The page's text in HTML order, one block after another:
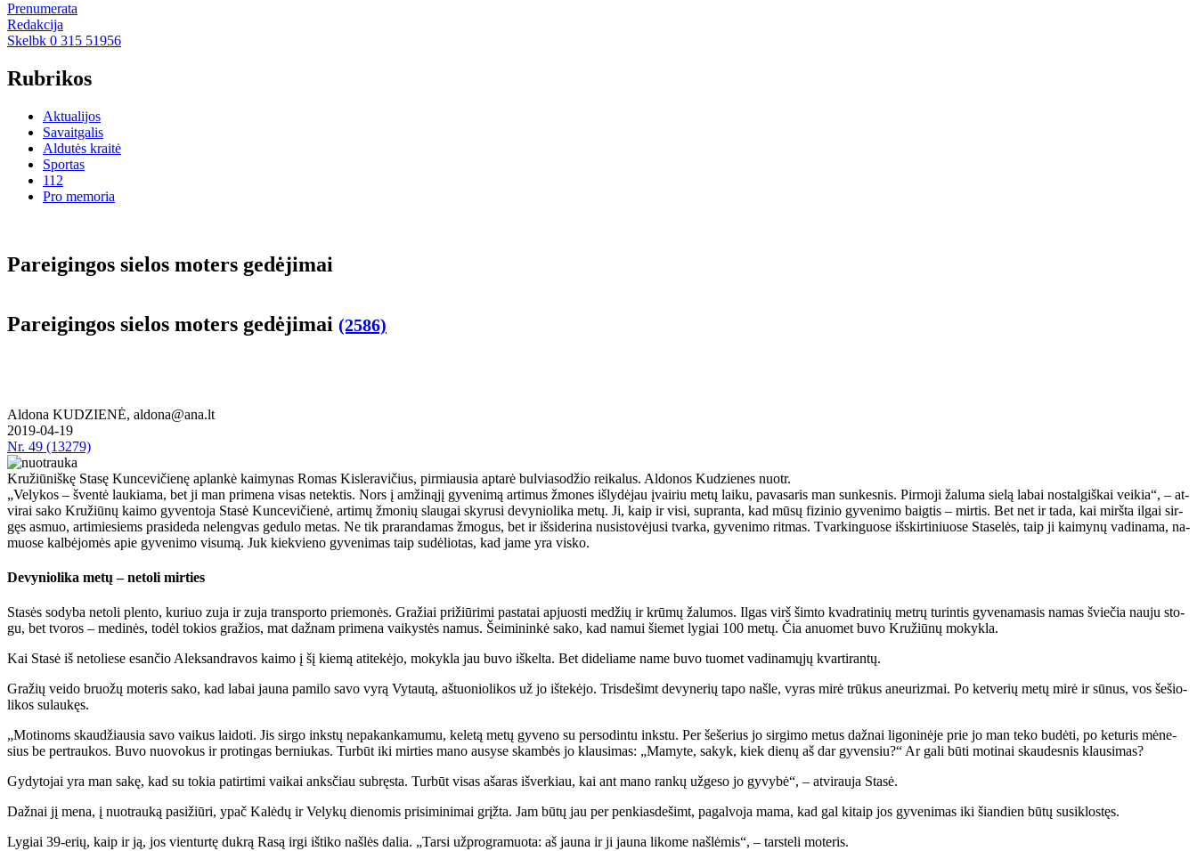
Prenumerata
Redakcija
Skelbk 0 315 51956
Rubrikos
Aktualijos
Savaitgalis
Aldutės kraitė
Sportas
112
Pro memoria
Pa­rei­gin­gos sie­los mo­ters ge­dė­ji­mai
Pa­rei­gin­gos sie­los mo­ters ge­dė­ji­mai (2586)
Aldona KUDZIENĖ, aldona@ana.lt
2019-04-19
Nr. 49 (13279)
Kružiūniškę Stasę Kuncevičienę aplankė kaimynas Romas Kisleravičius, pirmiausia aptarė bulviasodžio reikalus. Aldonos Kudzienes nuotr.
„Ve­ly­kos – šven­tė lau­kia­ma, bet ji man pri­me­na vi­sas ne­tek­tis. Nors į am­ži­ną­jį gy­ve­ni­mą ar­ti­mus žmo­nes iš­ly­dė­jau įvai­riu me­tų lai­ku, pa­va­sa­ris man sun­kes­nis. Pir­mo­ji ža­lu­ma sie­lą la­bai nos­tal­giš­kai vei­kia“, – at­
vi­rai sa­ko Kru­žiū­nų kai­mo gy­ven­to­ja Sta­sė Kun­ce­vi­čie­nė, ar­ti­mų žmo­nių slau­gai sky­ru­si de­vy­nio­li­ka me­tų. Ji, kaip ir vi­si, su­pran­ta, kad mū­sų fi­zi­nio gy­ve­ni­mo baig­tis – mir­tis. Bet net ir ta­da, kai mirš­ta il­gai sir­
gęs as­muo, ar­ti­mie­siems pra­si­de­da ne­leng­vas ge­du­lo me­tas. Ne tik pra­ran­da­mas žmo­gus, bet ir iš­si­de­ri­na nu­si­sto­vė­ju­si tvar­ka, gy­ve­ni­mo rit­mas. Tvar­kin­guo­se iš­skir­ti­niuo­se Sta­se­lės, taip ji kai­my­nų va­di­na­ma, na­
muo­se kal­bė­jo­mės apie gy­ve­ni­mo vi­su­mą. Juk kiek­vie­no gy­ve­ni­mas taip su­dė­lio­tas, kad ja­me yra vis­ko.
De­vy­nio­li­ka me­tų – ne­to­li mir­ties
Sta­sės so­dy­ba ne­to­li plen­to, ku­riuo zu­ja ir zu­ja trans­por­to prie­mo­nės. Gra­žiai pri­žiū­ri­mi pa­sta­tai ap­juos­ti me­džių ir krū­mų ža­lu­mos. Il­gas virš šim­to kvad­ra­ti­nių met­rų tu­rin­tis gy­ve­na­ma­sis na­mas švie­čia nau­ju sto­
gu, bet tvo­ros – me­di­nės, to­dėl to­kios gra­žios, mat daž­nam pri­me­na vai­kys­tės na­mus. Šei­mi­nin­kė sa­ko, kad na­mui šie­met ly­giai 100 me­tų. Čia anuo­met bu­vo Kru­žiū­nų mo­kyk­la.
Kai Sta­sė iš ne­to­lie­se esan­čio Alek­san­dra­vos kai­mo į šį kie­mą ati­te­kė­jo, mo­kyk­la jau bu­vo iš­kel­ta. Bet di­de­lia­me na­me bu­vo tuo­met va­di­na­mų­jų kvar­ti­ran­tų.
Gra­žių vei­do bruo­žų mo­te­ris sa­ko, kad la­bai jau­na pa­mi­lo sa­vo vy­rą Vy­tau­tą, aš­tuo­nio­li­kos už jo iš­te­kė­jo. Tris­de­šimt de­vy­ne­rių ta­po naš­le, vy­ras mi­rė trū­kus aneu­riz­mai. Po ket­ve­rių me­tų mi­rė ir sū­nus, vos še­šio­
li­kos su­lau­kęs.
„Mo­ti­noms skau­džiau­sia sa­vo vai­kus lai­do­ti. Jis sir­go inks­tų ne­pa­kan­ka­mu­mu, ke­le­tą me­tų gy­ve­no su per­so­din­tu inks­tu. Per še­še­rius jo sir­gi­mo me­tus daž­nai li­go­ni­nė­je prie jo man te­ko bu­dė­ti, po ke­tu­ris mė­ne­
sius be per­trau­kos. Bu­vo nuo­vo­kus ir pro­tin­gas ber­niu­kas. Tur­būt iki mir­ties ma­no au­sy­se skam­bės jo klau­si­mas: „Ma­my­te, sa­kyk, kiek die­nų aš dar gy­ven­siu?“ Ar ga­li bū­ti mo­ti­nai skau­des­nis klau­si­mas?
Gy­dy­to­jai yra man sa­kę, kad su to­kia pa­tir­ti­mi vai­kai anks­čiau su­bręs­ta. Tur­būt vi­sas aša­ras iš­ver­kiau, kai ant ma­no ran­kų už­ge­so jo gy­vy­bė“, – at­vi­rau­ja Sta­sė.
Daž­nai jį me­na, į nuo­trau­ką pa­si­žiū­ri, ypač Ka­lė­dų ir Ve­ly­kų die­no­mis pri­si­mi­ni­mai grįž­ta. Jam bū­tų jau per pen­kias­de­šimt, pa­gal­vo­ja ma­ma, kad gal ki­taip jos gy­ve­ni­mas iki šian­dien bū­tų su­si­klos­tęs.
Ly­giai 39-erių, kaip ir ją, jos vien­tur­tę duk­rą Ra­są ir­gi iš­ti­ko naš­lės da­lia. „Tar­si už­prog­ra­muo­ta: aš jau­na ir ji jau­na li­ko­me naš­lė­mis“, – tars­te­li mo­te­ris.